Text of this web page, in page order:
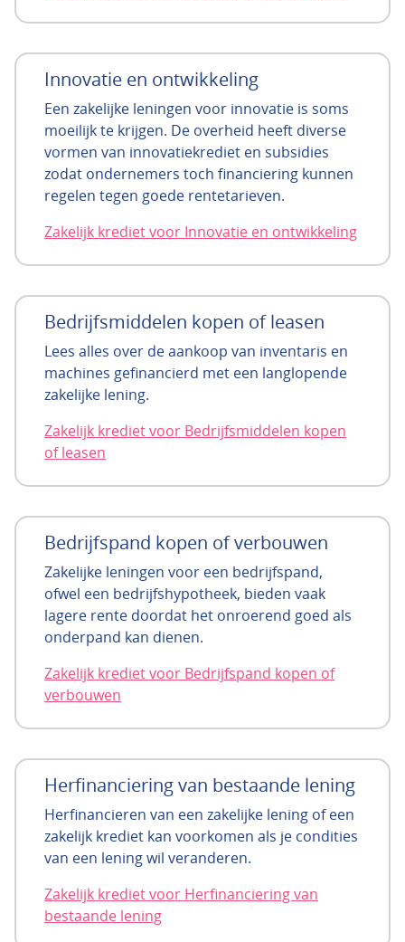
Innovatie en ontwikkeling
Een zakelijke leningen voor innovatie is soms
moeilijk te krijgen. De overheid heeft diverse
vormen van innovatiekrediet en subsidies
zodat ondernemers toch financiering kunnen
regelen tegen goede rentetarieven.
Zakelijk krediet voor Innovatie en ontwikkeling
Bedrijfsmiddelen kopen of leasen
Lees alles over de aankoop van inventaris en
machines gefinancierd met een langlopende
zakelijke lening.
Zakelijk krediet voor Bedrijfsmiddelen kopen
of leasen
Bedrijfspand kopen of verbouwen
Zakelijke leningen voor een bedrijfspand,
ofwel een bedrijfshypotheek, bieden vaak
lagere rente doordat het onroerend goed als
onderpand kan dienen.
Zakelijk krediet voor Bedrijfspand kopen of
verbouwen
Herfinanciering van bestaande lening
Herfinancieren van een zakelijke lening of een
zakelijk krediet kan voorkomen als je condities
van een lening wil veranderen.
Zakelijk krediet voor Herfinanciering van
bestaande lening